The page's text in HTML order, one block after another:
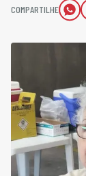
COMPARTILHE